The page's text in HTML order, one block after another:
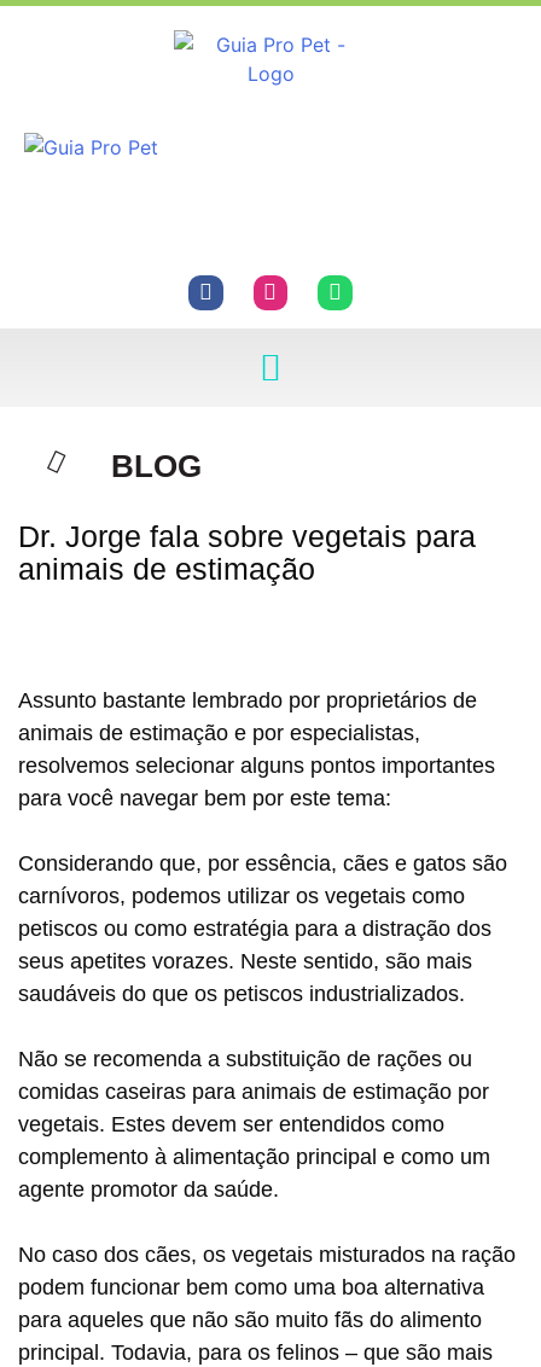
BLOG
Dr. Jorge fala sobre vegetais para
animais de estimação
Assunto bastante lembrado por proprietários de
animais de estimação e por especialistas,
resolvemos selecionar alguns pontos importantes
para você navegar bem por este tema:
Considerando que, por essência, cães e gatos são
carnívoros, podemos utilizar os vegetais como
petiscos ou como estratégia para a distração dos
seus apetites vorazes. Neste sentido, são mais
saudáveis do que os petiscos industrializados.
Não se recomenda a substituição de rações ou
comidas caseiras para animais de estimação por
vegetais. Estes devem ser entendidos como
complemento à alimentação principal e como um
agente promotor da saúde.
No caso dos cães, os vegetais misturados na ração
podem funcionar bem como uma boa alternativa
para aqueles que não são muito fãs do alimento
principal. Todavia, para os felinos – que são mais